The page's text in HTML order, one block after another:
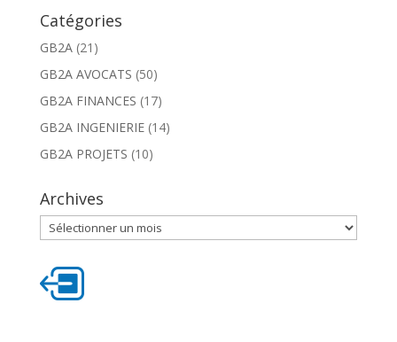
Catégories
GB2A(21)
GB2A AVOCATS (50)
GB2A FINANCES (17)
GB2A INGENIERIE(14)
GB2A PROJETS (10)
Archives
Archives